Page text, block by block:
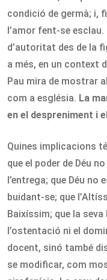
condició de germà; i,
l’amor fent-se esclau.
d’autoritat des de la
a més, en un context
Pau mira de mostrar
com a església. La
en el despreniment i
Quines implicacions
que el poder de Déu
l’entrega; que Déu
buidant-se; que
Baixíssim; que la
l’ostentació ni el
docent, sinó també
se modificar, com